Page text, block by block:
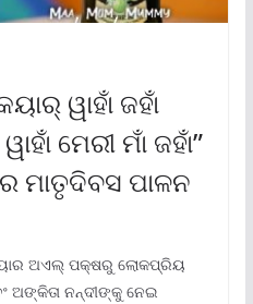
ୱାହାଁ ଜହାଁ
ମେରୀ ମାଁ ଜହାଁ”
ମାତୃଦିବସ ପାଳନ
ଅଏଲ୍ ପକ୍ଷରୁ ଲୋକପ୍ରିୟ
ଅଙ୍କିତା ନନ୍ଦୀଙ୍କୁ ନେଇ